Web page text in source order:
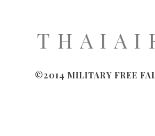
©2014 MILITARY FREE